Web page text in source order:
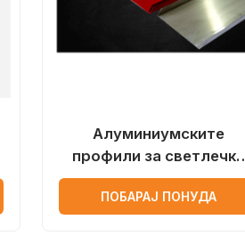
Алуминиумските
профили за светлечки
реклами
ПОБАРАЈ ПОНУДА